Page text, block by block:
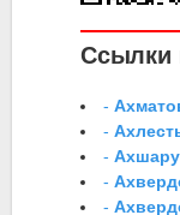
Ссылки
-
-
-
-
-